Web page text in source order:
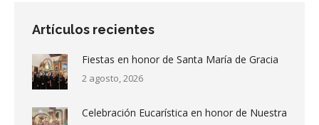
Artículos recientes
Fiestas en honor de Santa María de Gracia
2 agosto, 2026
Celebración Eucarística en honor de Nuestra